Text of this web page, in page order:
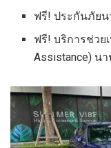
ฟรี! ประกันภัยน
ฟรี! บริการช่วย
Assistance) น